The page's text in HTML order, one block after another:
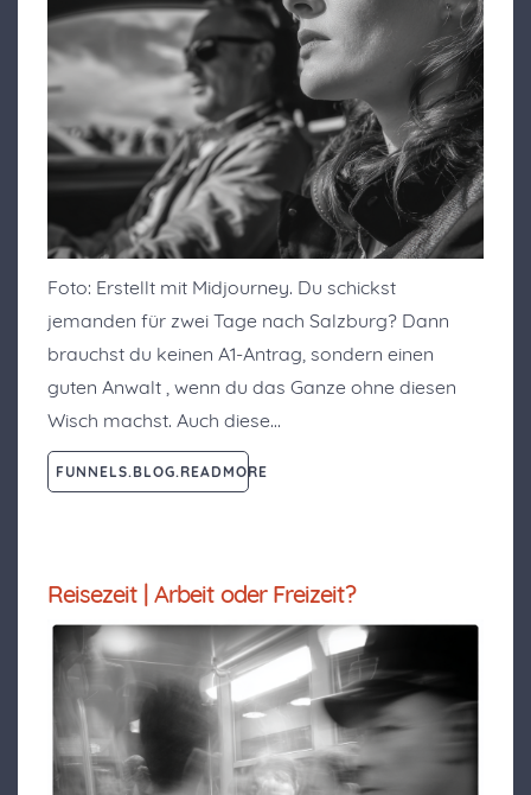
Foto: Erstellt mit Midjourney. Du schickst
jemanden für zwei Tage nach Salzburg? Dann
brauchst du keinen A1-Antrag, sondern einen
guten Anwalt , wenn du das Ganze ohne diesen
Wisch machst. Auch diese…
FUNNELS.BLOG.READMORE
Reisezeit | Arbeit oder Freizeit?